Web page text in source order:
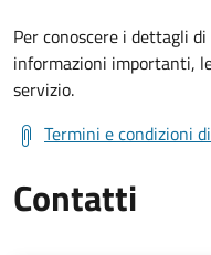
Per conoscere i dettagli
informazioni importanti,
servizio.
Termini e condizioni
Contatti